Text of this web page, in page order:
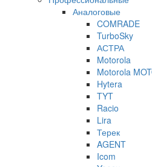
Аналоговые
COMRADE
TurboSky
АСТРА
Motorola
Motorola
Hytera
TYT
Racio
Lira
Терек
AGENT
Icom